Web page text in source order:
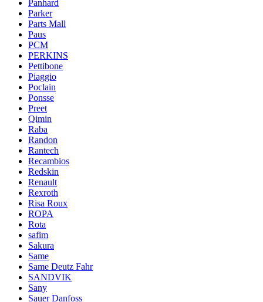
Panhard
Parker
Parts Mall
Paus
PCM
PERKINS
Pettibone
Piaggio
Poclain
Ponsse
Preet
Qimin
Raba
Randon
Rantech
Recambios
Redskin
Renault
Rexroth
Risa Roux
ROPA
Rota
safim
Sakura
Same
Same Deutz Fahr
SANDVIK
Sany
Sauer Danfoss